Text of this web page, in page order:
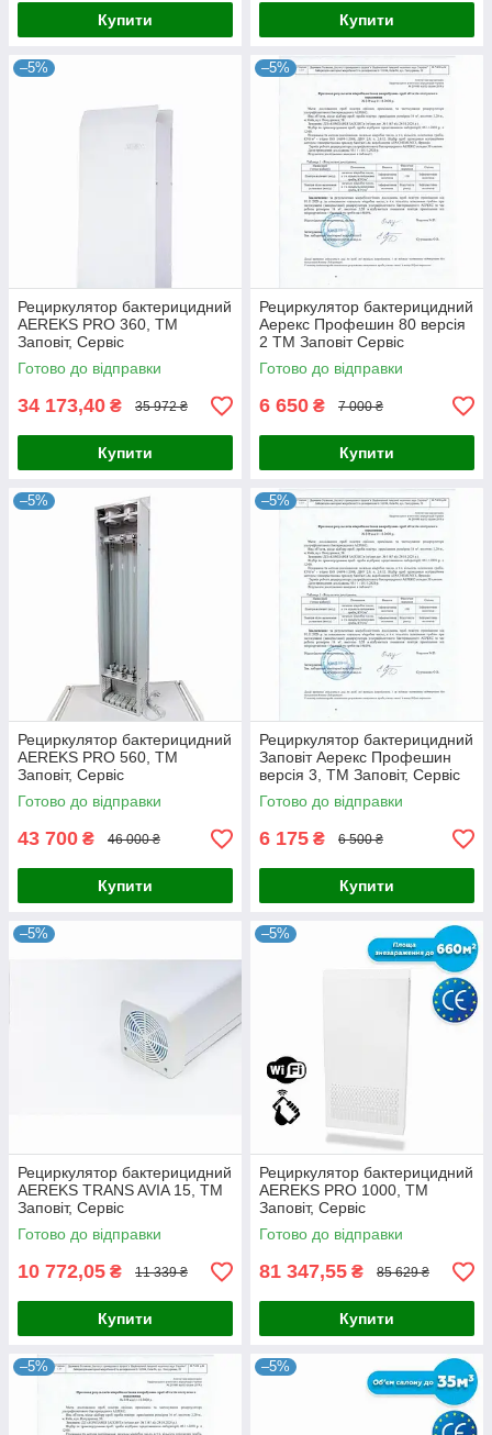
Купити Купити
–5%
Рециркулятор бактерицидний
AEREKS PRO 360, ТМ
Заповіт, Сервіс
Готово до відправки
34 173,40 ₴ 35 972 ₴
Купити
–5%
Рециркулятор бактерицидний
Аерекс Профешин 80 версія
2 ТМ Заповіт Сервіс
Готово до відправки
6 650 ₴ 7 000 ₴
Купити
–5%
Рециркулятор бактерицидний
AEREKS PRO 560, ТМ
Заповіт, Сервіс
Готово до відправки
43 700 ₴ 46 000 ₴
Купити
–5%
Рециркулятор бактерицидний
Заповіт Аерекс Профешин
версія 3, ТМ Заповіт, Сервіс
Готово до відправки
6 175 ₴ 6 500 ₴
Купити
–5%
Рециркулятор бактерицидний
AEREKS TRANS AVIA 15, ТМ
Заповіт, Сервіс
Готово до відправки
10 772,05 ₴ 11 339 ₴
Купити
–5%
Рециркулятор бактерицидний
AEREKS PRO 1000, ТМ
Заповіт, Сервіс
Готово до відправки
81 347,55 ₴ 85 629 ₴
Купити
–5% –5%